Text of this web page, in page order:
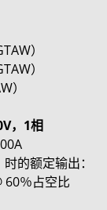
）
）
）
，1相
的额定输出：
60％占空比